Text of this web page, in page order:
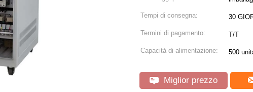
Tempi di consegna: 30
Termini di pagamento: T/T
Capacità di alimentazione: 500
Miglior prezzo